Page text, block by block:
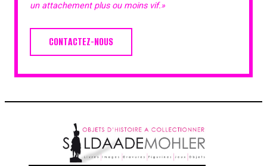
un attachement plus ou moins vif.»
CONTACTEZ-NOUS